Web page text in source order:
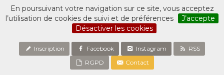
En poursuivant votre navigation sur ce site, vous acceptez
l’utilisation de cookies de suivi et de préférences
J’accepte
Désactiver les cookies
Inscription Facebook Instagram
RSS
RGPD
Contact